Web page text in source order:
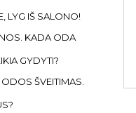
LYG IŠ SALONO!
KADA ODA
GYDYTI?
ŠVEITIMAS.